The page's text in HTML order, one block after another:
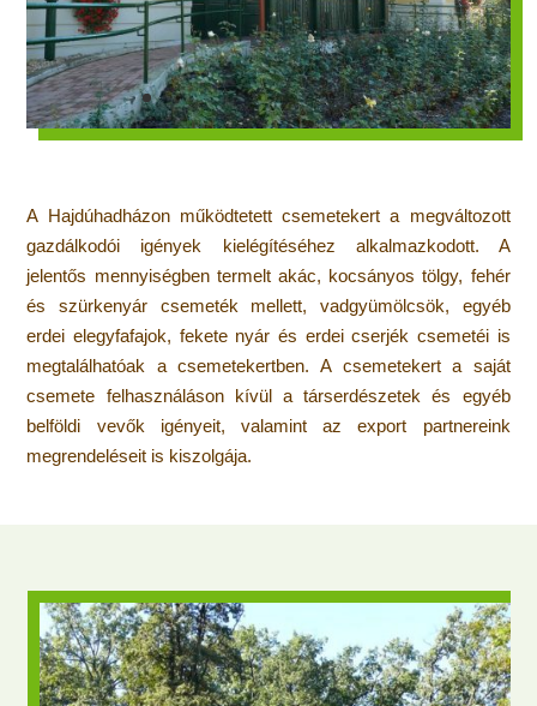
A Hajdúhadházon működtetett csemetekert a megváltozott
gazdálkodói igények kielégítéséhez alkalmazkodott. A
jelentős mennyiségben termelt akác, kocsányos tölgy, fehér
és szürkenyár csemeték mellett, vadgyümölcsök, egyéb
erdei elegyfafajok, fekete nyár és erdei cserjék csemetéi is
megtalálhatóak a csemetekertben. A csemetekert a saját
csemete felhasználáson kívül a társerdészetek és egyéb
belföldi vevők igényeit, valamint az export partnereink
megrendeléseit is kiszolgája.